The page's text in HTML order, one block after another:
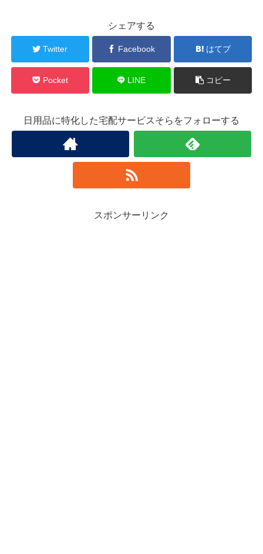
シェアする
Twitter Facebook はてブ
Pocket LINE コピー
日用品に特化した宅配サービスそらをフォローする
スポンサーリンク